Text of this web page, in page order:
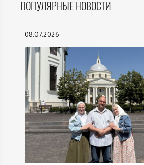
ПОПУЛЯРНЫЕ НОВОСТИ
08.07.2026